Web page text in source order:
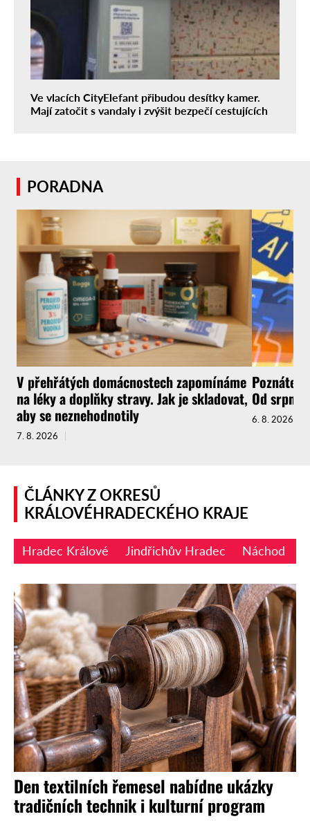
Ve vlacích CityElefant přibudou desítky kamer.
Mají zatočit s vandaly i zvýšit bezpečí cestujících
PORADNA
V přehřátých domácnostech zapomínáme
na léky a doplňky stravy. Jak je skladovat,
aby se neznehodnotily
7. 8. 2026
Poznáte,
Od srpna
6. 8. 2026
ČLÁNKY Z OKRESŮ
KRÁLOVÉHRADECKÉHO KRAJE
Hradec Králové Jindřichův Hradec Náchod
Den textilních řemesel nabídne ukázky
tradičních technik i kulturní program